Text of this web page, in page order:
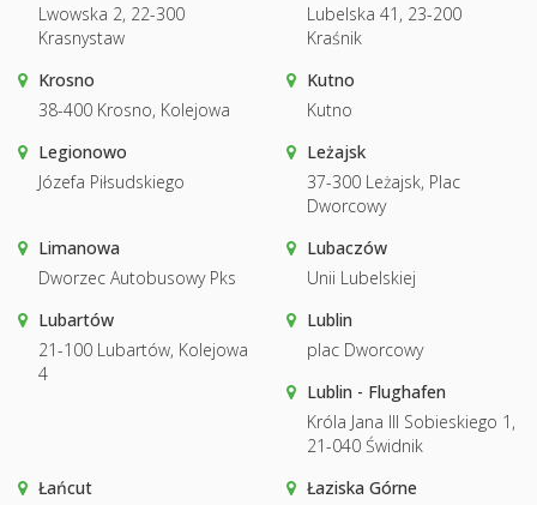
Lwowska 2, 22-300
Krasnystaw
Lubelska 41, 23-200
Kraśnik
Krosno
38-400 Krosno, Kolejowa
Kutno
Kutno
Legionowo
Józefa Piłsudskiego
Leżajsk
37-300 Leżajsk, Plac
Dworcowy
Limanowa
Dworzec Autobusowy Pks
Lubaczów
Unii Lubelskiej
Lubartów
21-100 Lubartów, Kolejowa
4
Lublin
plac Dworcowy
Lublin - Flughafen
Króla Jana III Sobieskiego 1,
21-040 Świdnik
Łańcut
Łaziska Górne